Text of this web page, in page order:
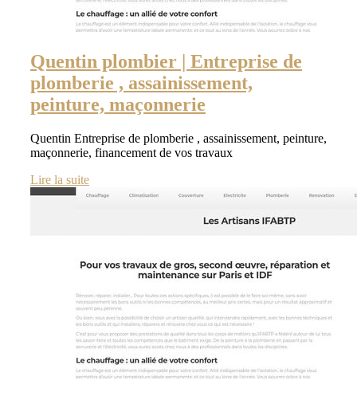
Quentin plombier | Entreprise de
plomberie , as­sainis­se­ment,
peinture, maçonnerie
Quentin Entreprise de plomberie , assainissement, peinture,
maçonnerie, financement de vos travaux
Lire la suite